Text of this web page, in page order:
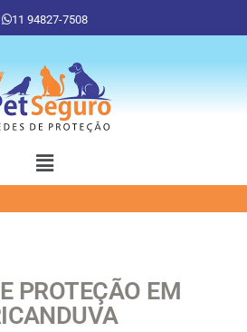
11 94827-7508
PROTEÇÃO EM